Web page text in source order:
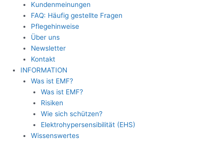
Kundenmeinungen
FAQ: Häufig gestellte Fragen
Pflegehinweise
Über uns
Newsletter
Kontakt
INFORMATION
Was ist EMF?
Was ist EMF?
Risiken
Wie sich schützen?
Elektrohypersensibilität (EHS)
Wissenswertes